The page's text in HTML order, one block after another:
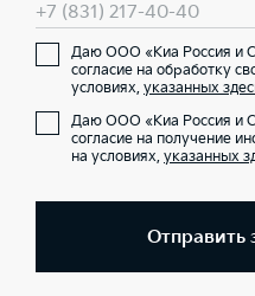
+7 (831) 217-40-40
Даю ООО «Киа Россия и
согласие на обработку
условиях, указанных
Даю ООО «Киа Россия и
согласие на получение
на условиях, указанных
Отправить